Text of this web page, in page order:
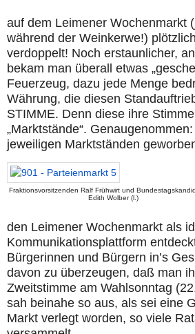
auf dem Leimener Wochenmarkt
während der Weinkerwe!)
verdoppelt! Noch erstaunlicher,
bekam man überall etwas
Feuerzeug, dazu jede Menge
Währung, die diesen
STIMME. Denn diese ihre
„Marktstände“.
jeweiligen Marktständen
Fraktionsvorsitzenden Ralf Frühwirt und
Edith Wolber (l.)
den Leimener Wochenmarkt als
Kommunikationsplattform
Bürgerinnen und Bürgern in’s
davon zu überzeugen, daß man
Zweitstimme am Wahlsonntag
sah beinahe so aus, als sei eine
Markt verlegt worden, so viele